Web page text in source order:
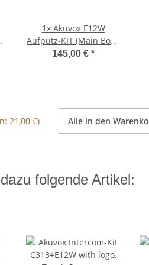
1x Akuvox E12W
Aufputz-KIT (Main Body
+ Aufputz-Installations-
145,00 € *
21,00 €) Alle in den
folgende Artikel: